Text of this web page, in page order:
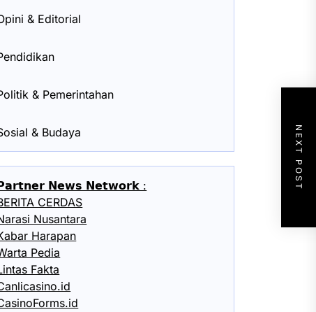
NEXT POST
& Editorial
& Pemerintahan
& Budaya
𝗡𝗲𝘄𝘀 𝗡𝗲𝘁𝘄𝗼𝗿𝗸 :
CERDAS
Nusantara
Harapan
Pedia
Fakta